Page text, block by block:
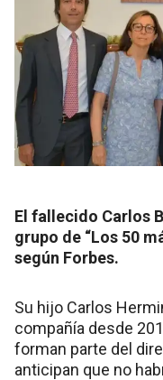
El fallecido Carlos
grupo de “Los 50
según Forbes.
Su hijo Carlos
compañía desde
forman parte del
anticipan que no